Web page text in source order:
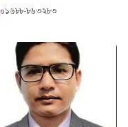
০১৬৮৮-৮৬৩২৮৩